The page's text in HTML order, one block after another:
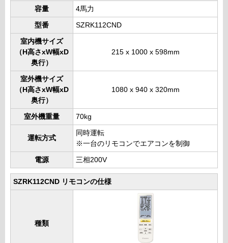
容量 4馬力
型番 SZRK112CND
室内機サイズ
（H高さxW幅xD
奥行）
215 x 1000 x 598mm
室外機サイズ
（H高さxW幅xD
奥行）
1080 x 940 x 320mm
室外機重量 70kg
運転方式
同時運転
※一台のリモコンでエアコンを制御
電源 三相200V
SZRK112CND リモコンの仕様
種類